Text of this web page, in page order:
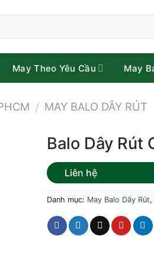
May Theo Yêu Cầu May
/ MAY BALO DÂY RÚT
Balo Dây Rút
Liên hệ
Danh mục: May Balo Dây Rút,